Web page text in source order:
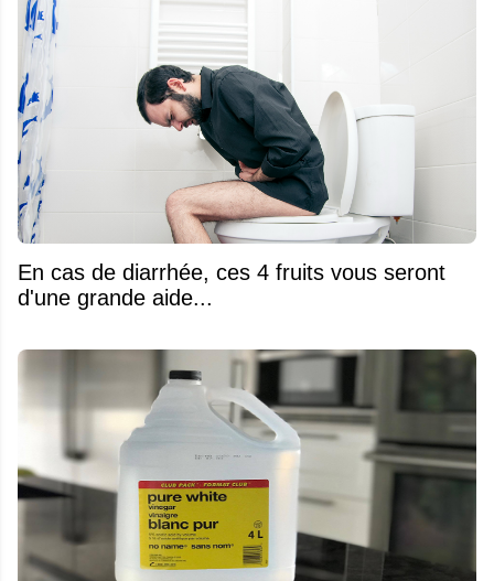
En cas de diarrhée, ces 4 fruits vous seront
d'une grande aide...